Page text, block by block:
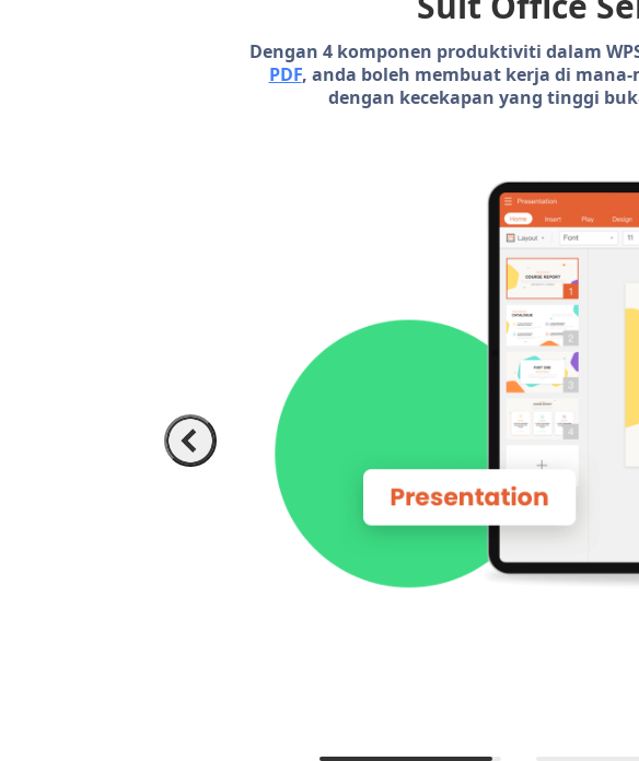
Dengan 4 komponen produktiviti dalam
PDF, anda boleh membuat kerja di
dengan kecekapan yang tinggi